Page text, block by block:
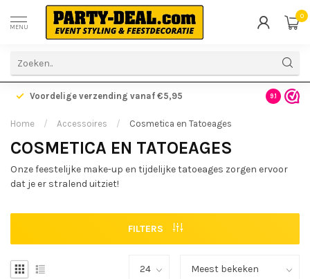
MENU
0
Voordelige verzending vanaf €5,95 Gratis
9.1
Home / Accessoires / Cosmetica en Tatoeages
COSMETICA EN TATOEAGES
Onze feestelijke make-up en tijdelijke tatoeages zorgen ervoor
dat je er stralend uitziet!
FILTERS